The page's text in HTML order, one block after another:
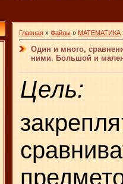
Главная » Файлы » МАТЕМАТИКА
Один и много,
ними. Большой и
Цель: